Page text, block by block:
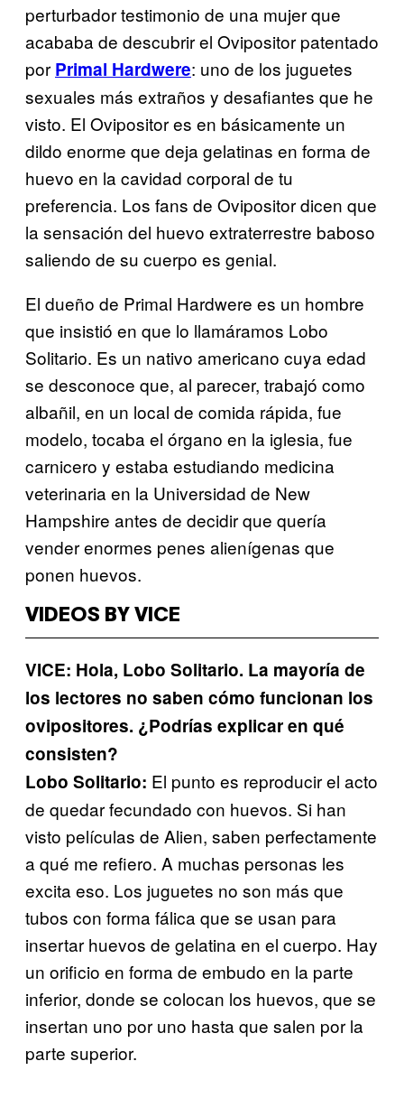
perturbador testimonio de una mujer que
acababa de descubrir el Ovipositor patentado
por Primal Hardwere: uno de los juguetes
sexuales más extraños y desafiantes que he
visto. El Ovipositor es en básicamente un
dildo enorme que deja gelatinas en forma de
huevo en la cavidad corporal de tu
preferencia. Los fans de Ovipositor dicen que
la sensación del huevo extraterrestre baboso
saliendo de su cuerpo es genial.
El dueño de Primal Hardwere es un hombre
que insistió en que lo llamáramos Lobo
Solitario. Es un nativo americano cuya edad
se desconoce que, al parecer, trabajó como
albañil, en un local de comida rápida, fue
modelo, tocaba el órgano en la iglesia, fue
carnicero y estaba estudiando medicina
veterinaria en la Universidad de New
Hampshire antes de decidir que quería
vender enormes penes alienígenas que
ponen huevos.
VIDEOS BY VICE
VICE: Hola, Lobo Solitario. La mayoría de
los lectores no saben cómo funcionan los
ovipositores. ¿Podrías explicar en qué
consisten?
Lobo Solitario: El punto es reproducir el acto
de quedar fecundado con huevos. Si han
visto películas de Alien, saben perfectamente
a qué me refiero. A muchas personas les
excita eso. Los juguetes no son más que
tubos con forma fálica que se usan para
insertar huevos de gelatina en el cuerpo. Hay
un orificio en forma de embudo en la parte
inferior, donde se colocan los huevos, que se
insertan uno por uno hasta que salen por la
parte superior.